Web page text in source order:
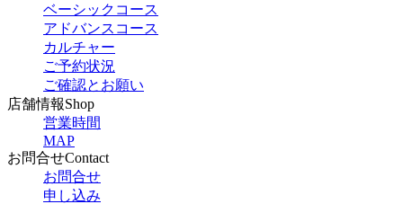
ベーシックコース
アドバンスコース
カルチャー
ご予約状況
ご確認とお願い
店舗情報Shop
営業時間
MAP
お問合せContact
お問合せ
申し込み